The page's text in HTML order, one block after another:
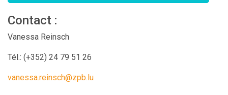
Contact :
Vanessa Reinsch
Tél.: (+352) 24 79 51 26
vanessa.reinsch@zpb.lu